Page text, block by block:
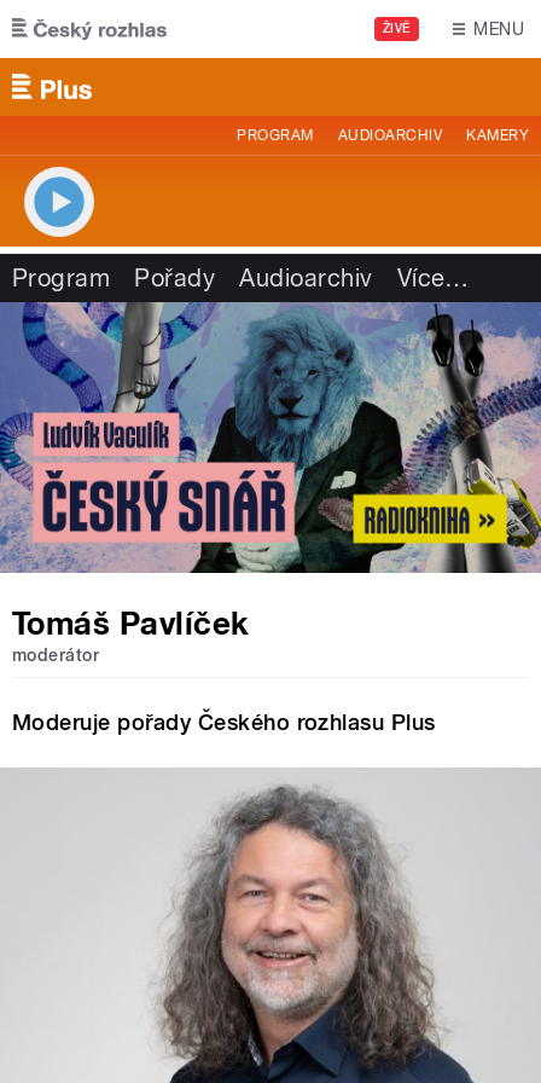
Přejít k hlavnímu obsahu
ŽIVĚ MENU
PROGRAM AUDIOARCHIV KAMERY
Program Pořady Audioarchiv Více…
Tomáš Pavlíček
moderátor
Moderuje pořady Českého rozhlasu Plus